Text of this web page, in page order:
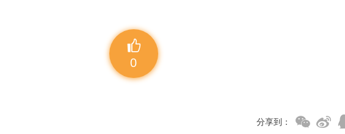
0
分享到：